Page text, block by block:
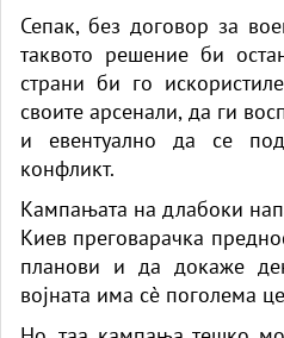
Сепак, без договор за
таквото решение би
страни би го
своите арсенали, да ги
и евентуално да се
конфликт.
Кампањата на длабоки
Киев преговарачка
планови и да докаже
војната има сè поголема